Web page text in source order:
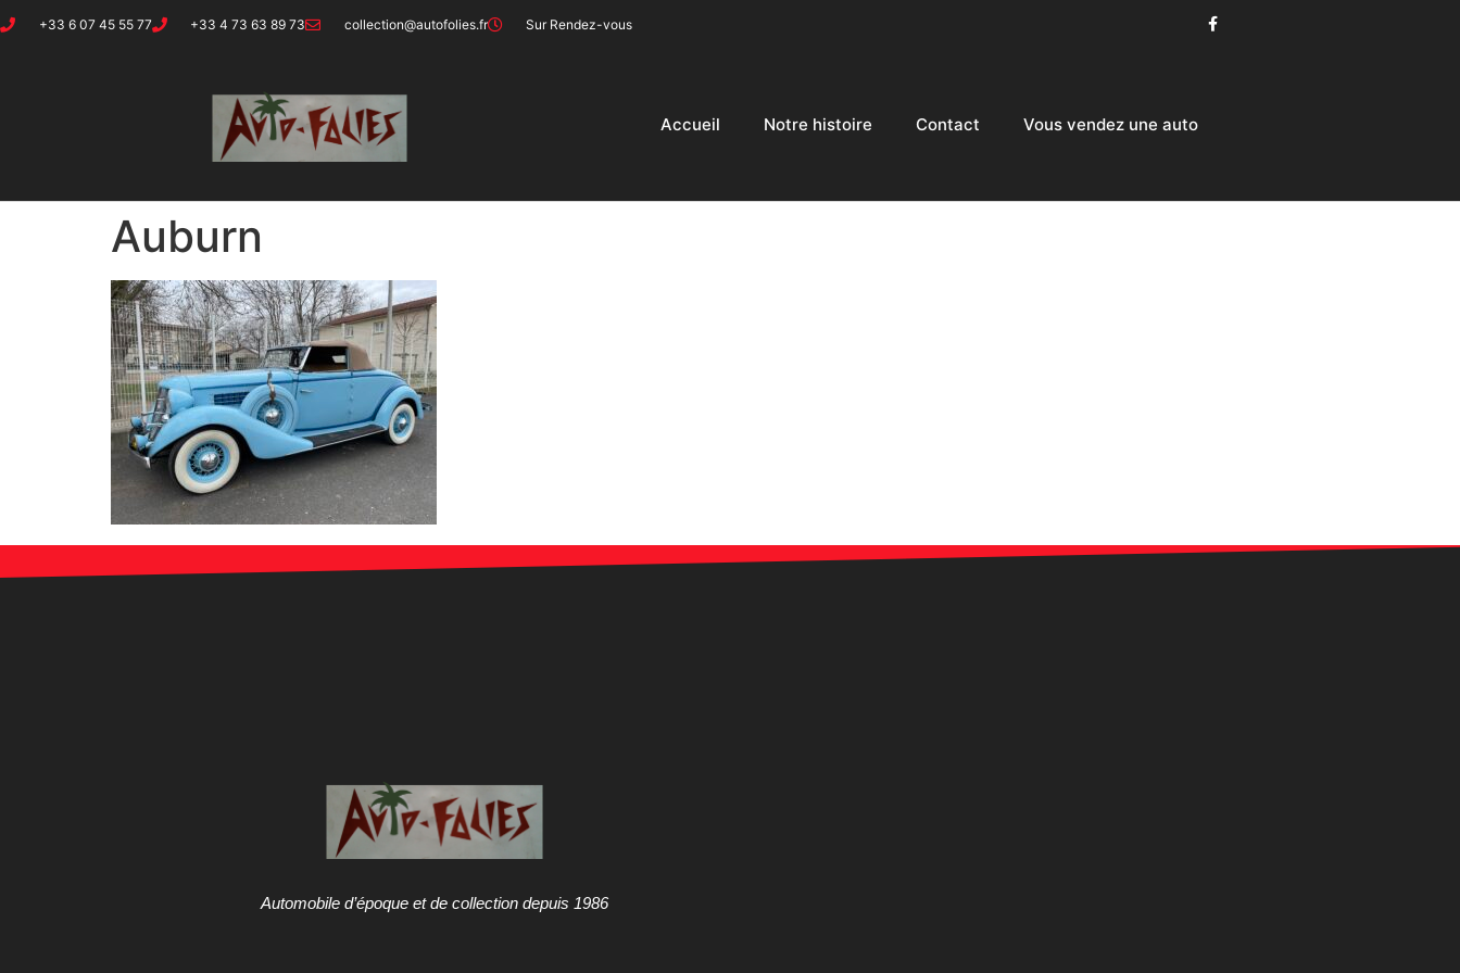
+33 6 07 45 55 77 +33 4 73 63 89 73 collection@autofolies.fr Sur Rendez-vous
Accueil Notre histoire Contact Vous vendez une auto
Auburn
Automobile d’époque et de collection depuis 1986